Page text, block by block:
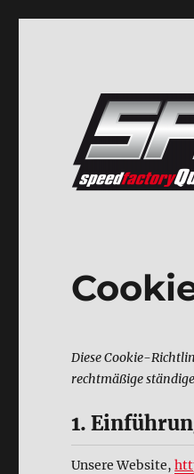
Diese Cookie-
rechtmäßige
1.
Unsere Website,